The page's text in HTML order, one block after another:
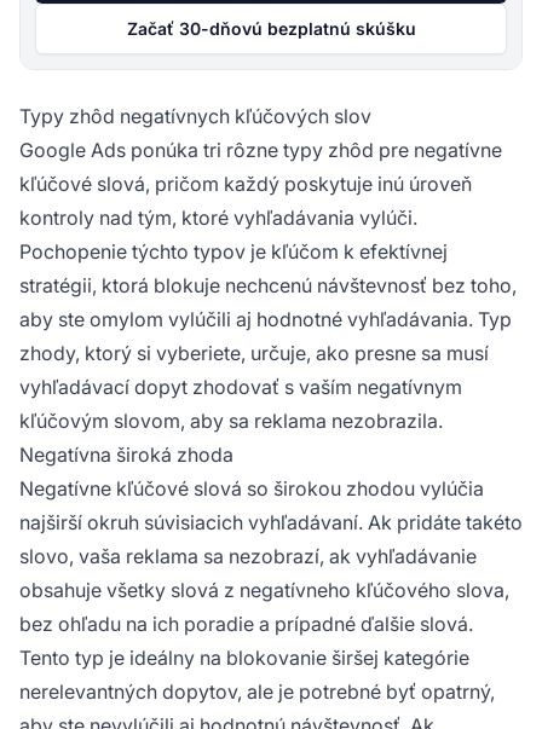
Začať 30-dňovú bezplatnú skúšku
Typy zhôd negatívnych kľúčových slov
Google Ads ponúka tri rôzne typy zhôd pre negatívne
kľúčové slová, pričom každý poskytuje inú úroveň
kontroly nad tým, ktoré vyhľadávania vylúči.
Pochopenie týchto typov je kľúčom k efektívnej
stratégii, ktorá blokuje nechcenú návštevnosť bez toho,
aby ste omylom vylúčili aj hodnotné vyhľadávania. Typ
zhody, ktorý si vyberiete, určuje, ako presne sa musí
vyhľadávací dopyt zhodovať s vaším negatívnym
kľúčovým slovom, aby sa reklama nezobrazila.
Negatívna široká zhoda
Negatívne kľúčové slová so širokou zhodou vylúčia
najširší okruh súvisiacich vyhľadávaní. Ak pridáte takéto
slovo, vaša reklama sa nezobrazí, ak vyhľadávanie
obsahuje všetky slová z negatívneho kľúčového slova,
bez ohľadu na ich poradie a prípadné ďalšie slová.
Tento typ je ideálny na blokovanie širšej kategórie
nerelevantných dopytov, ale je potrebné byť opatrný,